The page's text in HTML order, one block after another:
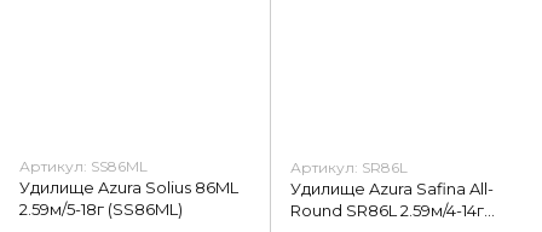
Артикул: SS86ML
Удилище Azura Solius 86ML
2.59м/5-18г (SS86ML)
Артикул: SR86L
Удилище Azura Safina All-
Round SR86L 2.59м/4-14г